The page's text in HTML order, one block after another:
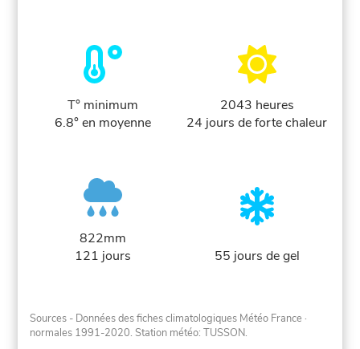
T° minimum
6.8° en moyenne
2043 heures
24 jours de forte chaleur
822mm
121 jours
55 jours de gel
Sources - Données des fiches climatologiques Météo France ·
normales 1991-2020. Station météo: TUSSON.